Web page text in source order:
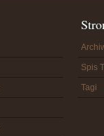
Spis
Tagi